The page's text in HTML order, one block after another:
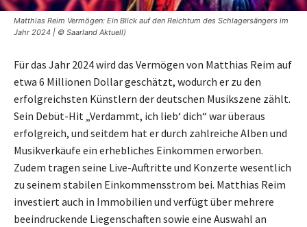
Matthias Reim Vermögen: Ein Blick auf den Reichtum des Schlagersängers im
Jahr 2024 | © Saarland Aktuell)
Für das Jahr 2024 wird das Vermögen von Matthias Reim auf
etwa 6 Millionen Dollar geschätzt, wodurch er zu den
erfolgreichsten Künstlern der deutschen Musikszene zählt.
Sein Debüt-Hit „Verdammt, ich lieb‘ dich“ war überaus
erfolgreich, und seitdem hat er durch zahlreiche Alben und
Musikverkäufe ein erhebliches Einkommen erworben.
Zudem tragen seine Live-Auftritte und Konzerte wesentlich
zu seinem stabilen Einkommensstrom bei. Matthias Reim
investiert auch in Immobilien und verfügt über mehrere
beeindruckende Liegenschaften sowie eine Auswahl an